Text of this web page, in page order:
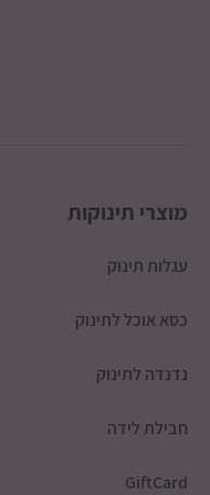
מוצרי תינוקות
עגלות תינוק
כסא אוכל לתינוק
נדנדה לתינוק
חבילת לידה
GiftCard